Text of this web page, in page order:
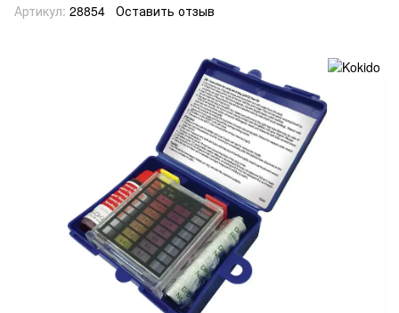
Артикул: 28854 Оставить отзыв